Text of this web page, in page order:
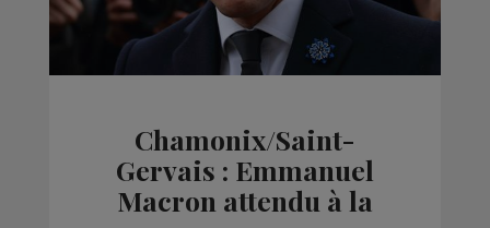
Chamonix/Saint-
Gervais : Emmanuel
Macron attendu à la